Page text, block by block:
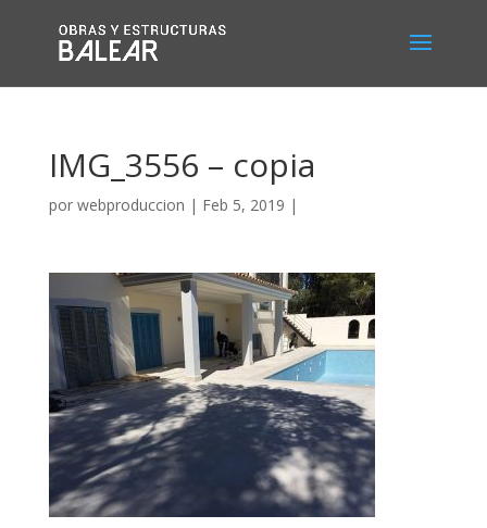
IMG_3556 – copia
por webproduccion | Feb 5, 2019 |